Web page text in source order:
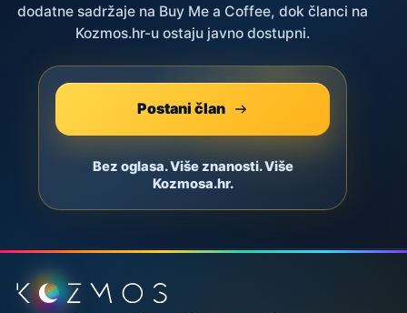
dodatne sadržaje na Buy Me a Coffee, dok članci na
Kozmos.hr-u ostaju javno dostupni.
Postani član
Bez oglasa. Više znanosti. Više
Kozmosa.hr.
Podnožje stranice